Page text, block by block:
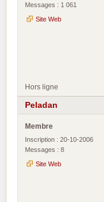
Messages : 1 061
Site Web
Hors ligne
Peladan
Membre
Inscription : 20-10-2006
Messages : 8
Site Web